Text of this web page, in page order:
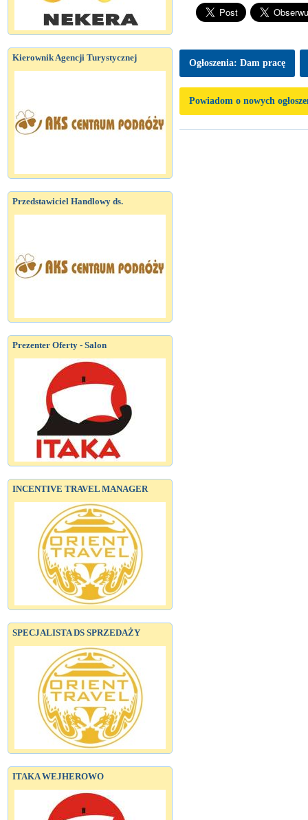
Kierownik Agencji Turystycznej
Przedstawiciel Handlowy ds.
Prezenter Oferty - Salon
INCENTIVE TRAVEL MANAGER
SPECJALISTA DS SPRZEDAŻY
ITAKA WEJHEROWO
Ogłoszenia: Dam pracę
Powiadom o nowych